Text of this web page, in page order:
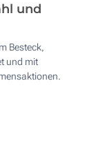
und
Besteck,
und mit